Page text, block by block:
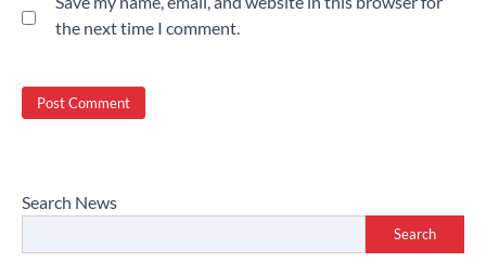
the next time I comment.
Search News
Search